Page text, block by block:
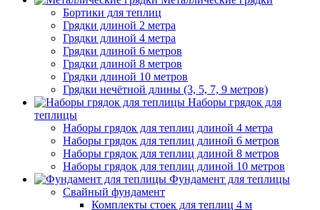
Бортики для теплиц
Грядки длиной 2 метра
Грядки длиной 4 метра
Грядки длиной 6 метров
Грядки длиной 8 метров
Грядки длиной 10 метров
Грядки нечётной длины (3, 5, 7, 9 метров)
Наборы грядок для
теплицы
Наборы грядок для теплиц длиной 4 метра
Наборы грядок для теплиц длиной 6 метров
Наборы грядок для теплиц длиной 8 метров
Наборы грядок для теплиц длиной 10 метров
Фундамент для теплицы
Свайный фундамент
Комплекты стоек для теплиц 4 м